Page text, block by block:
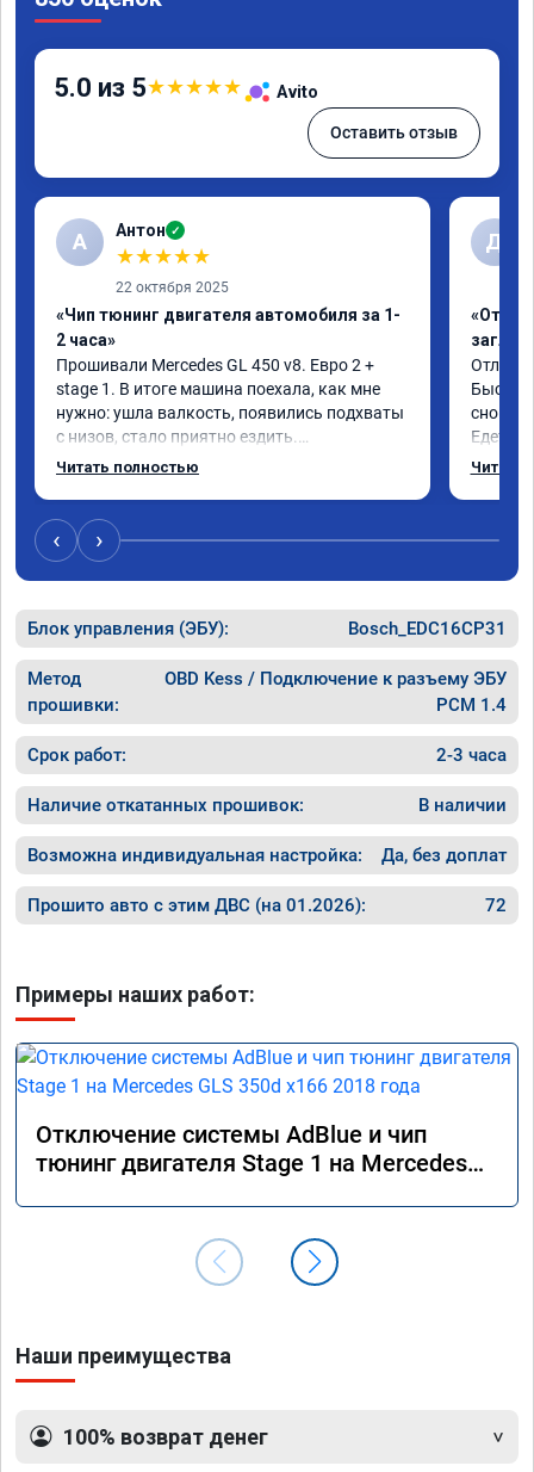
5.0 из 5★★★★★ Avito
Оставить отзыв
А Антон ✓
★★★★★
22 октября 2025
«Чип тюнинг двигателя автомобиля за 1-
2 часа»
Прошивали Mercedes GL 450 v8. Евро 2 +
stage 1. В итоге машина поехала, как мне
нужно: ушла валкость, появились подхваты
с низов, стало приятно ездить.
Одни из лучших трат, в авто! 🔥
Читать полностью
Д
Быстро
снова
Едет
Читать
‹ ›
Блок управления (ЭБУ): Bosch_EDC16CP31
Метод
прошивки:
OBD Kess / Подключение к разъему ЭБУ
PCM 1.4
Срок работ: 2-3 часа
Наличие откатанных прошивок: В наличии
Возможна индивидуальная настройка: Да, без доплат
Прошито авто с этим ДВС (на 01.2026): 72
Примеры наших работ:
Отключение системы AdBlue и чип
тюнинг двигателя Stage 1 на Mercedes
Наши преимущества
100% возврат денег